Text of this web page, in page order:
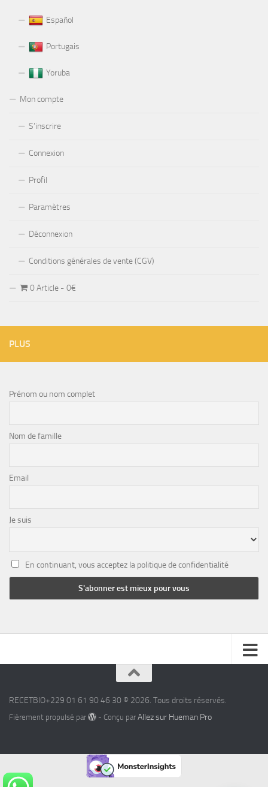
Español
Portugais
Yoruba
Mon compte
S’inscrire
Connexion
Profil
Paramètres
Déconnexion
Conditions générales de vente (CGV)
0 Article 0€
PLUS
Prénom ou nom complet
Nom de famille
Email
Je suis
En continuant, vous acceptez la politique de confidentialité
RECETBIO+229 01 61 90 46 30 © 2026. Tous droits réservés.
Fièrement propulsé par - Conçu par Allez sur Hueman Pro